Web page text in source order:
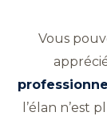
Vous
l’élan n’est